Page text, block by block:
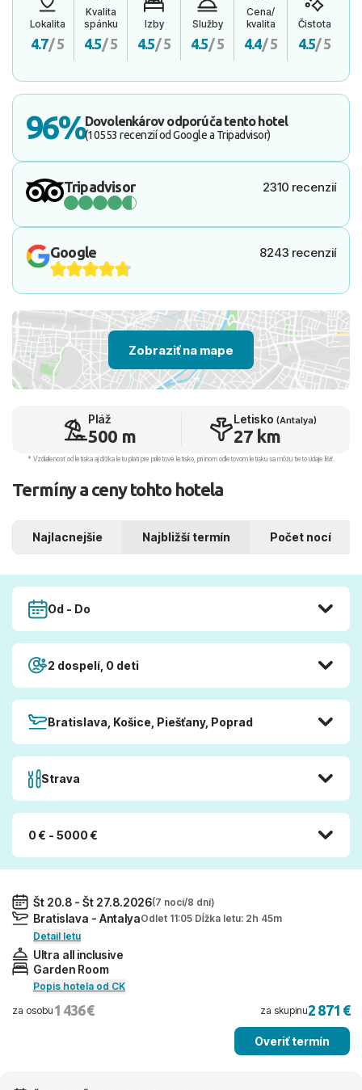
Lokalita
4.7/ 5
Kvalita
spánku
4.5/ 5
Izby
4.5/ 5
Služby
4.5/ 5
Cena/
kvalita
4.4/ 5
Čistota
4.5/ 5
96%Dovolenkárov odporúča tento hotel
(10553 recenzií od Google a Tripadvisor)
Tripadvisor 2310 recenzií
Google 8243 recenzií
Zobraziť na mape
Pláž
500 m
Letisko (Antalya)
27 km
* Vzdialenosť od letiska aj dľžka letu platí pre príletové letisko, pri inom odletovom letisku sa môžu tieto údaje líšiť.
Termíny a ceny tohto hotela
Najlacnejšie Najbližší termín Počet nocí
Od - Do
2 dospelí, 0 deti
Bratislava, Košice, Piešťany, Poprad
Strava
0 € - 5000 €
Št 20.8 - Št 27.8.2026(7 nocí/8 dní)
Bratislava - AntalyaOdlet 11:05 Dĺžka letu: 2h 45m
Detail letu
Ultra all inclusive
Garden Room
Popis hotela od CK
za osobu 1 436 € za skupinu2 871 €
Overiť termín